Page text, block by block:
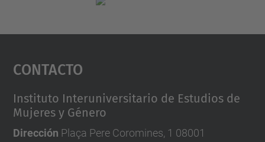
Contacto
Instituto Interuniversitario de Estudios de
Mujeres y Género
Dirección Plaça Pere Coromines, 1 08001